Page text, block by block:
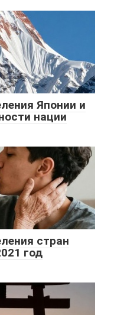
Японии и
нации
стран
год